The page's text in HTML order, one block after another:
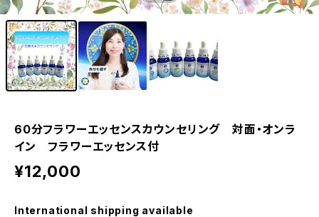
60分フラワーエッセンスカウンセリング 対面・オンラ
イン フラワーエッセンス付
¥12,000
International shipping available